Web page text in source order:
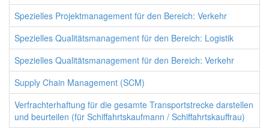
Spezielles Projektmanagement für den Bereich: Verkehr
Spezielles Qualitätsmanagement für den Bereich: Logistik
Spezielles Qualitätsmanagement für den Bereich: Verkehr
Supply Chain Management (SCM)
Verfrachterhaftung für die gesamte Transportstrecke darstellen
und beurteilen (für Schiffahrtskaufmann / Schiffahrtskauffrau)